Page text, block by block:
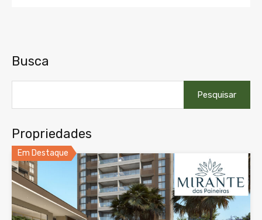
Busca
por:
Propriedades
Em Destaque